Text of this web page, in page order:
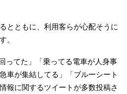
とともに、利用客らが心配そうに
。
ってた」「乗ってる電車が人身事
車が集結してる」「ブルーシート
報に関するツイートが多数投稿さ